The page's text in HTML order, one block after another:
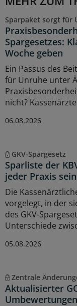
Sparpaket sorgt für
Spargesetzes:
Woche geben
Ein Passus des
für Unruhe unter
nicht?
06.08.2026
GKV-Spargesetz
Sparliste der
jeder Praxis sein
Die
vorgelegt, in der
des GKV-
Unterschiede
05.08.2026
Zentrale
Aktualisierter